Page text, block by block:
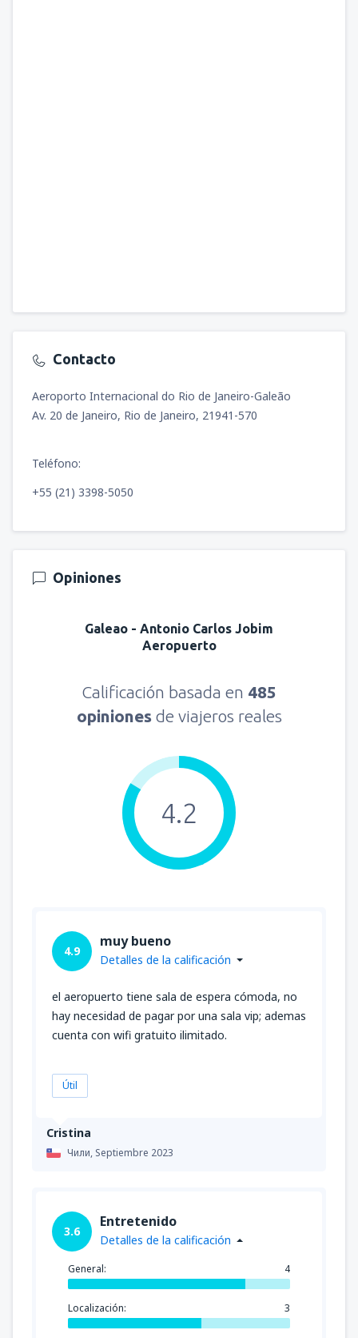
Contacto
Aeroporto Internacional do Rio de Janeiro-Galeão
Av. 20 de Janeiro, Rio de Janeiro, 21941-570
Teléfono:
+55 (21) 3398-5050
Opiniones
Galeao - Antonio Carlos Jobim
Aeropuerto
Calificación basada en 485
opiniones de viajeros reales
4.2
Cristina
Чили, Septiembre 2023
4.9
muy bueno
Detalles de la calificación
el aeropuerto tiene sala de espera cómoda, no
hay necesidad de pagar por una sala vip; ademas
cuenta con wifi gratuito ilimitado.
Útil
3.6
Entretenido
Detalles de la calificación
General: 4
Localización: 3